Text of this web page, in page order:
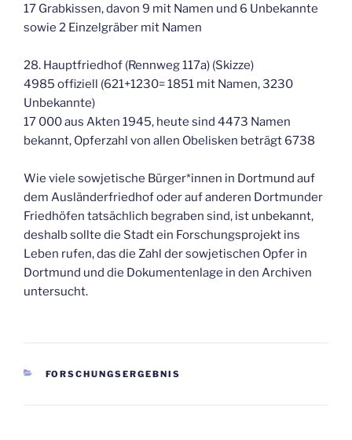
17 Grabkissen, davon 9 mit Namen und 6 Unbekannte
sowie 2 Einzelgräber mit Namen
28. Hauptfriedhof (Rennweg 117a) (Skizze)
4985 offiziell (621+1230= 1851 mit Namen, 3230
Unbekannte)
17 000 aus Akten 1945, heute sind 4473 Namen
bekannt, Opferzahl von allen Obelisken beträgt 6738
Wie viele sowjetische Bürger*innen in Dortmund auf
dem Ausländerfriedhof oder auf anderen Dortmunder
Friedhöfen tatsächlich begraben sind, ist unbekannt,
deshalb sollte die Stadt ein Forschungsprojekt ins
Leben rufen, das die Zahl der sowjetischen Opfer in
Dortmund und die Dokumentenlage in den Archiven
untersucht.
KATEGORIEN
FORSCHUNGSERGEBNIS